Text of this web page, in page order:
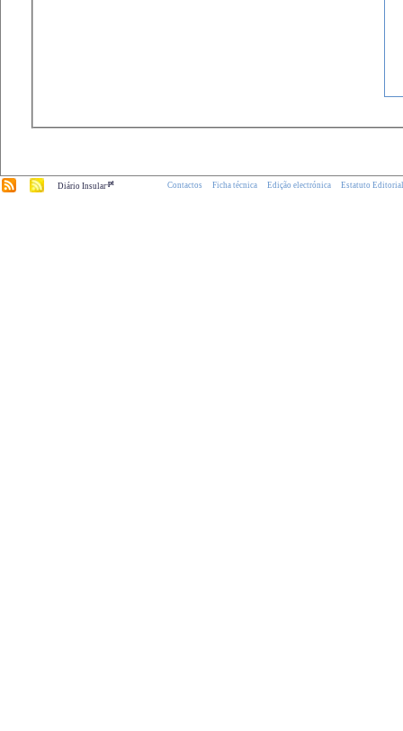
Diário Insular.pt Contactos Ficha técnica Edição electrónica Estatuto Editorial